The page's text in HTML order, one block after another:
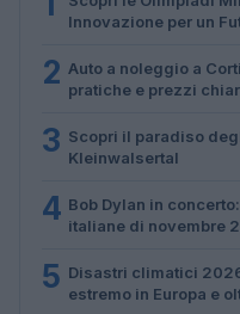
Innovazione per un
2 Auto a noleggio a
pratiche e prezzi
3 Scopri il paradiso
Kleinwalsertal
4 Bob Dylan in
italiane di novembre
5 Disastri climatici
estremo in Europa e